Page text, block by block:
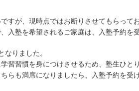
すが、現時点ではお断りさせてもらってお
入塾を希望されるご家庭は、入塾予約を
りました。
習習慣を身につけさせるため、塾生ひと
らも満席になりましたら、入塾予約を受